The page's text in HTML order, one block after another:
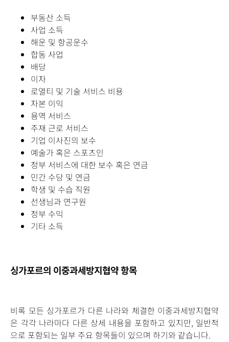
부동산 소득
사업 소득
해운 및 항공운수
합동 사업
배당
이자
로열티 및 기술 서비스 비용
자본 이익
용역 서비스
주재 근로 서비스
기업 이사진의 보수
예술가 혹은 스포츠인
정부 서비스에 대한 보수 혹은 연금
민간 수당 및 연금
학생 및 수습 직원
선생님과 연구원
정부 수익
기타 소득
싱가포르의 이중과세방지협약 항목
비록 모든 싱가포르가 다른 나라와 체결한 이중과세방지협약
은 각각 나라마다 다른 상세 내용을 포함하고 있지만, 일반적
으로 포함되는 일부 주요 항목들이 있으며 하기와 같습니다.